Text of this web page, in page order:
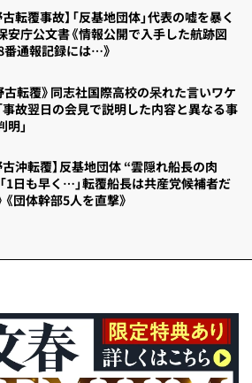
古転覆事故】「反基地団体」代表の嘘を暴く
安庁公文書《情報公開で入手した航跡図
番通報記録には…》
古転覆》同志社国際高校の呆れた言いワケ
事故翌日の会見で説明した内容と異なる事
」
古沖転覆】反基地団体 “雲隠れ船長の肉
1日も早く…」転覆船長は共産党候補者だ
《団体幹部5人を直撃》